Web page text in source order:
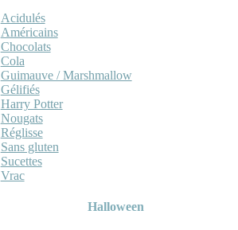
Acidulés
Américains
Chocolats
Cola
Guimauve / Marshmallow
Gélifiés
Harry Potter
Nougats
Réglisse
Sans gluten
Sucettes
Vrac
Halloween